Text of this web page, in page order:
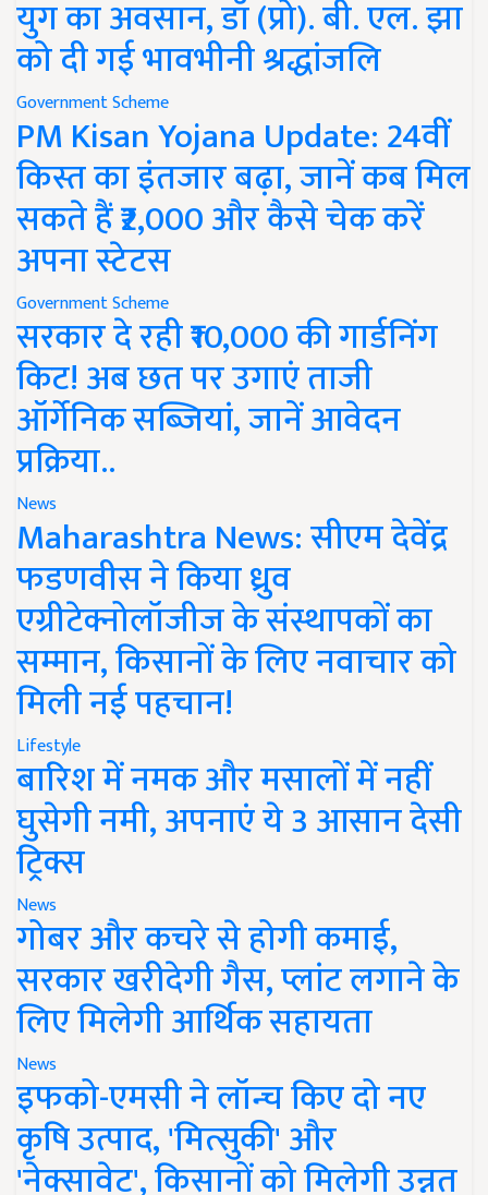
युग का अवसान, डॉ (प्रो). बी. एल. झा
को दी गई भावभीनी श्रद्धांजलि
Government Scheme
PM Kisan Yojana Update: 24वीं
किस्त का इंतजार बढ़ा, जानें कब मिल
सकते हैं ₹2,000 और कैसे चेक करें
अपना स्टेटस
Government Scheme
सरकार दे रही ₹10,000 की गार्डनिंग
किट! अब छत पर उगाएं ताजी
ऑर्गेनिक सब्जियां, जानें आवेदन
प्रक्रिया..
News
Maharashtra News: सीएम देवेंद्र
फडणवीस ने किया ध्रुव
एग्रीटेक्नोलॉजीज के संस्थापकों का
सम्मान, किसानों के लिए नवाचार को
मिली नई पहचान!
Lifestyle
बारिश में नमक और मसालों में नहीं
घुसेगी नमी, अपनाएं ये 3 आसान देसी
ट्रिक्स
News
गोबर और कचरे से होगी कमाई,
सरकार खरीदेगी गैस, प्लांट लगाने के
लिए मिलेगी आर्थिक सहायता
News
इफको-एमसी ने लॉन्च किए दो नए
कृषि उत्पाद, 'मित्सुकी' और
'नेक्सावेट', किसानों को मिलेगी उन्नत